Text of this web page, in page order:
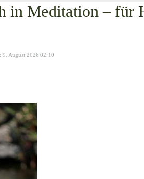
in Meditation – für
9. August 2026 02:10